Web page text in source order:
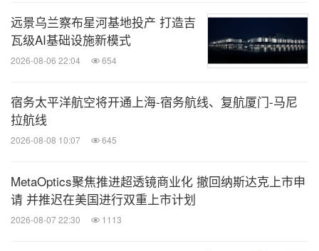
TERREPOWER与Highway 85 Creative携手倡导循
环经济模式。 该创新策略的核心是采用翻新改造、
可回收及可循环利用材料设计展台，并选用二手展台
TERREPOWER首席可持续发展官Mark Nugent表
示：“将我们的可持续发展模式应用于我们的展位设
TERREPOWER可持续制造流程的循环经济原则。
我们与Highway 85 Creative合作的最大成果是打造了
远景乌兰察布星河基地投产 打造吉
瓦级AI基础设施新模式
2026-08-06 22:04 654
宿务太平洋航空将开通上海-宿务航线、复航厦门-马尼
拉航线
2026-08-08 10:07 645
MetaOptics聚焦推进超透镜商业化 撤回纳斯达克上市申
请 并推迟在美国进行双重上市计划
2026-08-07 22:30 1113